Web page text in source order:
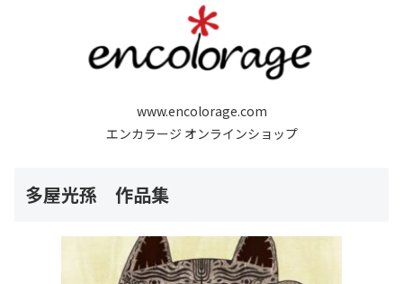
www.encolorage.com
エンカラージ オンラインショップ
多屋光孫 作品集